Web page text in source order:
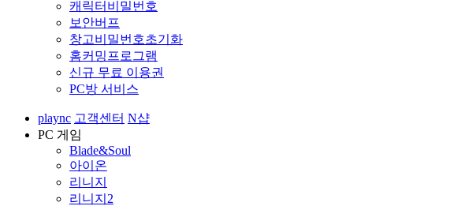
캐릭터비밀번호
보안버프
창고비밀번호초기화
홈커밍프로그램
신규 무료 이용권
PC방 서비스
plaync 고객센터 N샵
PC 게임
Blade&Soul
아이온
리니지
리니지2